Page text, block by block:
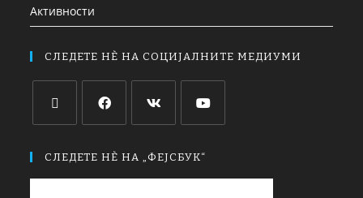
Активности
СЛЕДЕТЕ НЀ НА СОЦИЈАЛНИТЕ МЕДИУМИ
СЛЕДЕТЕ НЀ НА „ФЕЈСБУК“